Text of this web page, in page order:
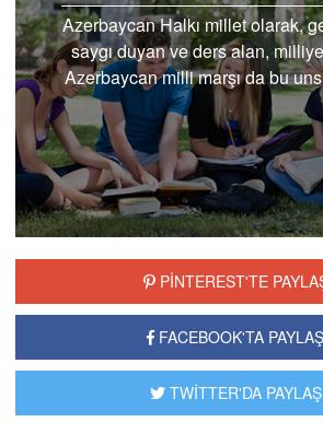
Azerbaycan Halkı millet olarak,
saygı duyan ve ders alan,
Azerbaycan milli marşı da bu
ülke..
PİNTEREST'TE
FACEBOOK'TA PAYLAŞ
TWİTTER'DA PAYLAŞ